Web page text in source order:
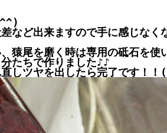
など出来ますので手に感じなく
猿尾を磨く時は専用の砥石を
たちで作りました♪♪
しツヤを出したら完了です！